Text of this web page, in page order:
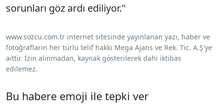
sorunları göz ardı ediliyor."
www.sozcu.com.tr internet sitesinde yayınlanan yazı, haber ve
fotoğrafların her türlü telif hakkı Mega Ajans ve Rek. Tic. A.Ş'ye
aittir. İzin alınmadan, kaynak gösterilerek dahi iktibas
edilemez.
Bu habere emoji ile tepki ver